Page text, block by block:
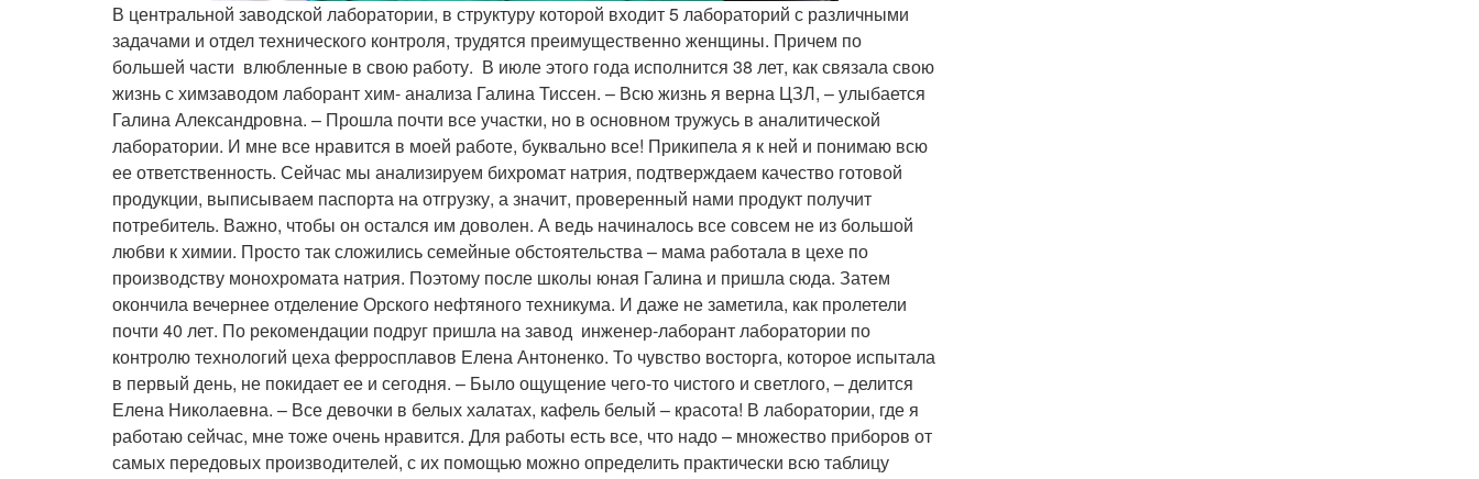
В центральной заводской лаборатории, в структуру которой входит 5 лабораторий с различными
задачами и отдел технического контроля, трудятся преимущественно женщины. Причем по
большей части влюбленные в свою работу. В июле этого года исполнится 38 лет, как связала свою
жизнь с химзаводом лаборант хим- анализа Галина Тиссен. – Всю жизнь я верна ЦЗЛ, – улыбается
Галина Александровна. – Прошла почти все участки, но в основном тружусь в аналитической
лаборатории. И мне все нравится в моей работе, буквально все! Прикипела я к ней и понимаю всю
ее ответственность. Сейчас мы анализируем бихромат натрия, подтверждаем качество готовой
продукции, выписываем паспорта на отгрузку, а значит, проверенный нами продукт получит
потребитель. Важно, чтобы он остался им доволен. А ведь начиналось все совсем не из большой
любви к химии. Просто так сложились семейные обстоятельства – мама работала в цехе по
производству монохромата натрия. Поэтому после школы юная Галина и пришла сюда. Затем
окончила вечернее отделение Орского нефтяного техникума. И даже не заметила, как пролетели
почти 40 лет. По рекомендации подруг пришла на завод инженер-лаборант лаборатории по
контролю технологий цеха ферросплавов Елена Антоненко. То чувство восторга, которое испытала
в первый день, не покидает ее и сегодня. – Было ощущение чего-то чистого и светлого, – делится
Елена Николаевна. – Все девочки в белых халатах, кафель белый – красота! В лаборатории, где я
работаю сейчас, мне тоже очень нравится. Для работы есть все, что надо – множество приборов от
самых передовых производителей, с их помощью можно определить практически всю таблицу